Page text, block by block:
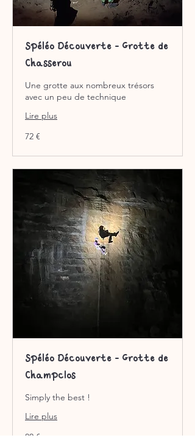
Spéléo Découverte - Grotte de
Chasserou
Une grotte aux nombreux trésors
avec un peu de technique
Lire plus
72
euros
72 €
Spéléo Découverte - Grotte de
Champclos
Simply the best !
Lire plus
80